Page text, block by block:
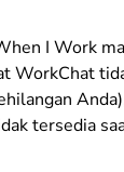
I Work
WorkChat
tersedia